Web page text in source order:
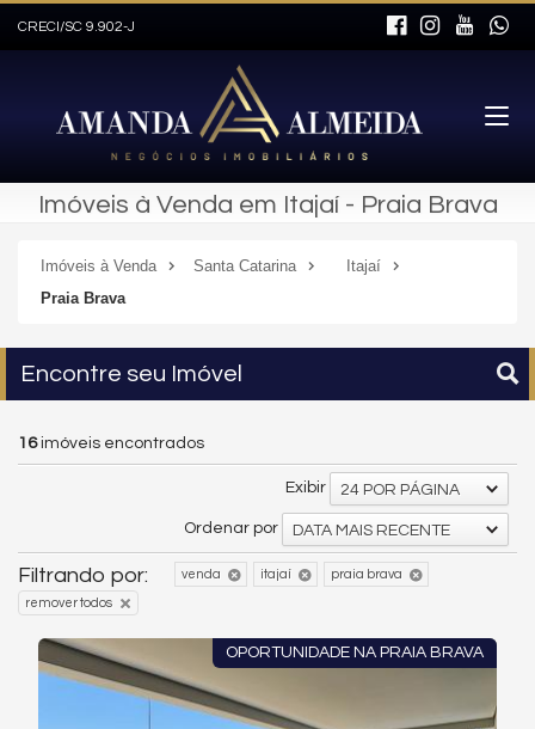
CRECI/SC 9.902-J
Imóveis à Venda em Itajaí - Praia Brava
Imóveis à Venda Santa Catarina
Itajaí
Praia Brava
Encontre seu Imóvel
16imóveis encontrados
Exibir 24 POR PÁGINA
Ordenar por DATA MAIS RECENTE
Filtrando por: venda itajaí praia brava
remover todos
OPORTUNIDADE NA PRAIA BRAVA